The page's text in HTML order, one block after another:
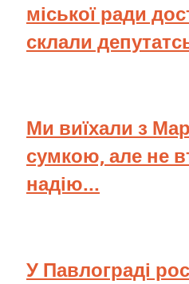
міської ради
склали
Ми виїхали з
сумкою, але не
надію...
У Павлограді